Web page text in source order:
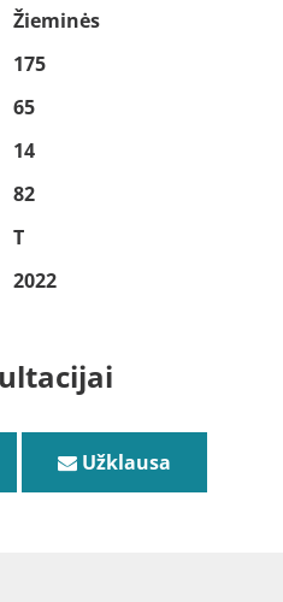
Žieminės
175
65
14
82
T
2022
Užklausa